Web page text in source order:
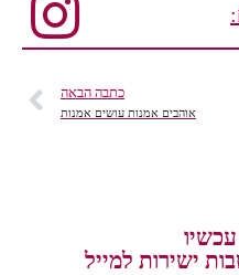
כתבה הבאה
אוהבים אמנות עושים אמנות
ישירות למייל